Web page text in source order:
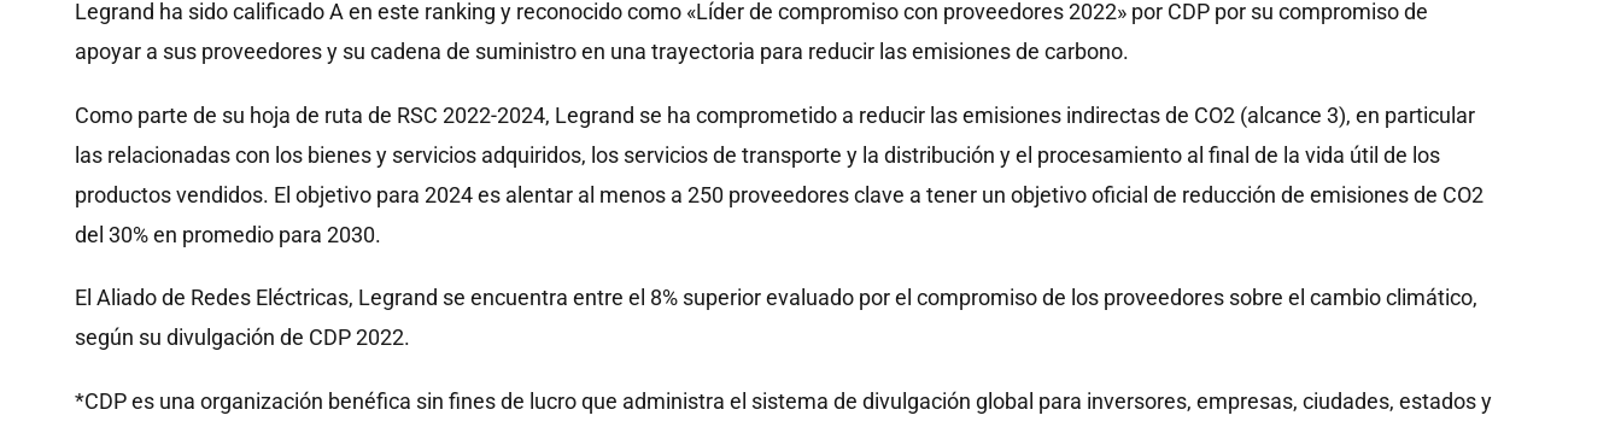
Legrand ha sido calificado A en este ranking y reconocido como «Líder de compromiso con proveedores 2022» por CDP por su compromiso de
apoyar a sus proveedores y su cadena de suministro en una trayectoria para reducir las emisiones de carbono.
Como parte de su hoja de ruta de RSC 2022-2024, Legrand se ha comprometido a reducir las emisiones indirectas de CO2 (alcance 3), en particular
las relacionadas con los bienes y servicios adquiridos, los servicios de transporte y la distribución y el procesamiento al final de la vida útil de los
productos vendidos. El objetivo para 2024 es alentar al menos a 250 proveedores clave a tener un objetivo oficial de reducción de emisiones de CO2
del 30% en promedio para 2030.
El Aliado de Redes Eléctricas, Legrand se encuentra entre el 8% superior evaluado por el compromiso de los proveedores sobre el cambio climático,
según su divulgación de CDP 2022.
*CDP es una organización benéfica sin fines de lucro que administra el sistema de divulgación global para inversores, empresas, ciudades, estados y